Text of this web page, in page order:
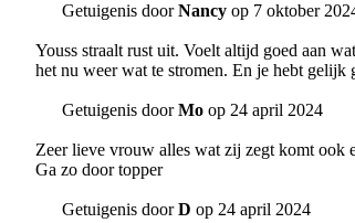
Getuigenis doorNancy op 7 oktober
Youss straalt rust uit. Voelt altijd goed aan
het nu weer wat te stromen. En je hebt
Getuigenis doorMo op 24 april 2024
Zeer lieve vrouw alles wat zij zegt komt ook
Ga zo door topper
Getuigenis doorD op 24 april 2024